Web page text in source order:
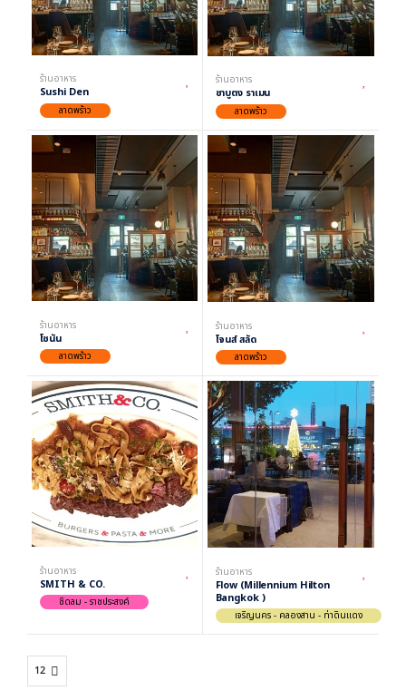
ร้านอาหาร
Sushi Den
ลาดพร้าว
ร้านอาหาร
ชาบูตง ราเมน
ลาดพร้าว
ร้านอาหาร
โชนัน
ลาดพร้าว
ร้านอาหาร
โจนส์ สลัด
ลาดพร้าว
ร้านอาหาร
SMITH & CO.
ชิดลม - ราชประสงค์
ร้านอาหาร
Flow (Millennium Hilton
Bangkok )
เจริญนคร - คลองสาน - ท่าดินแดง